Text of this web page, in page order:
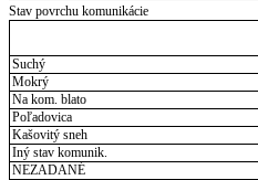
Stav povrchu komunikácie
Suchý
Mokrý
Na kom. blato
Poľadovica
Kašovitý sneh
Iný stav komunik.
NEZADANÉ